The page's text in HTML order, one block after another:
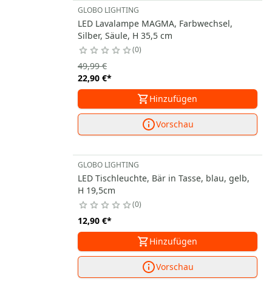
GLOBO LIGHTING
LED Lavalampe MAGMA, Farbwechsel,
Silber, Säule, H 35,5 cm
0
22,90 €*
49,99 €
Hinzufügen
Vorschau
GLOBO LIGHTING
LED Tischleuchte, Bär in Tasse, blau, gelb,
H 19,5cm
0
12,90 €*
Hinzufügen
Vorschau